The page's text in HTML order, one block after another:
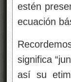
estén
ecuación
significa
así su